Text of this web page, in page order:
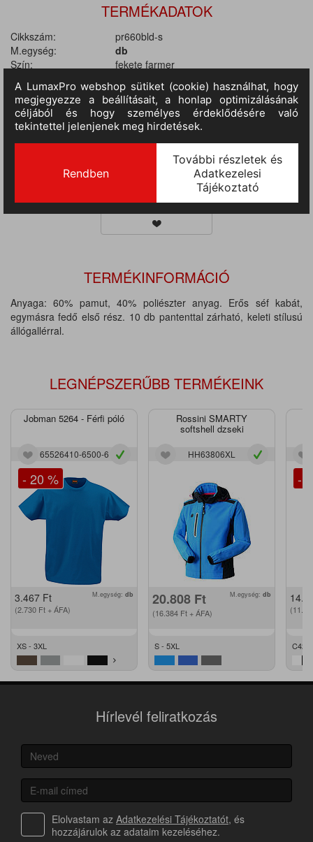
TERMÉKADATOK
Cikkszám:
pr660bld-s
M.egység:
db
Szín:
fekete farmer
Anyag:
60% poliészter / 40% pamut
Tulajdonságok:
230 gr/m2
II.RAKTÁRON
(szállítási idő 3-7 nap) :
38 db
III.RAKTÁRON
TERMÉKINFORMÁCIÓ
Anyaga: 60% pamut, 40% poliészter anyag. Erős séf kabát,
egymásra fedő első rész. 10 db pantenttal zárható, keleti stílusú
állógallérral.
LEGNÉPSZERŰBB TERMÉKEINK
Jobman 5264 - Férfi póló
65526410-6500-6
- 20 %
3.467 Ft
(2.730 Ft + ÁFA)
M.egység: db
XS - 3XL
Rossini SMARTY
softshell dzseki
HH63806XL
20.808 Ft
(16.384 Ft + ÁFA)
M.egység: db
S - 5XL
-
C42 -
Hírlevél feliratkozás
Elolvastam az Adatkezelési Tájékoztatót, és
hozzájárulok az adataim kezeléséhez.